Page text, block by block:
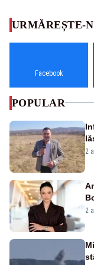
URMĂREȘTE-
Facebook
POPULAR
2
2